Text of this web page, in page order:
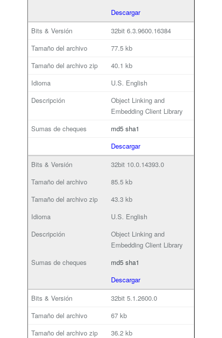
Descargar
32bit 6.3.9600.16384
77.5 kb
40.1 kb
U.S. English
Object Linking and
Embedding Client Library
md5 sha1
Descargar
32bit 10.0.14393.0
85.5 kb
43.3 kb
U.S. English
Object Linking and
Embedding Client Library
md5 sha1
Descargar
32bit 5.1.2600.0
67 kb
36.2 kb